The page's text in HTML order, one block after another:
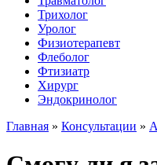
Трихолог
Уролог
Физиотерапевт
Флеболог
Фтизиатр
Хирург
Эндокринолог
Главная » Консультации »